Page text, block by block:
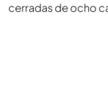
cerradas de ocho